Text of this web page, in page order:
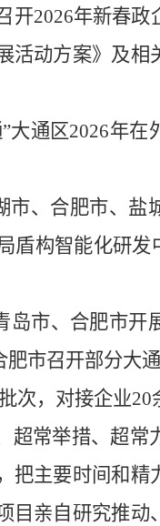
开2026年新春
活动方案》及相
大通区2026年
、合肥市、盐
构智能化研发
市、合肥市开
市召开部分大
次，对接企业
超常举措、超常
把主要时间和精
目亲自研究推动